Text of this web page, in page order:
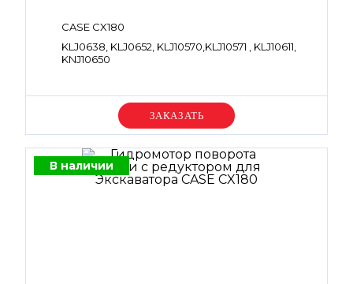
CASE CX180
KLJ0638, KLJ0652, KLJ10570,KLJ10571 , KLJ10611,
KNJ10650
Уточняйте цену
В наличии